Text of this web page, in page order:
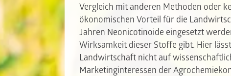
Vergleich mit anderen Methoden oder
ökonomischen Vorteil für die
Jahren Neonicotinoide eingesetzt
Wirksamkeit dieser Stoffe gibt. Hier
Landwirtschaft nicht auf
Marketinginteressen der